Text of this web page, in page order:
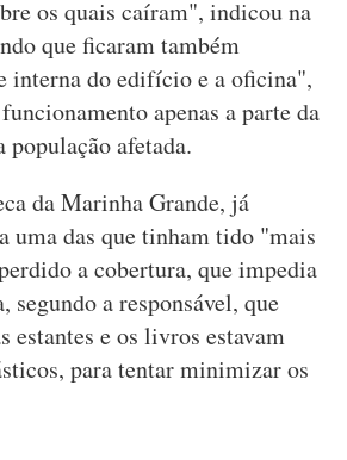
os quais caíram", indicou na
que ficaram também
interna do edifício e a oficina",
apenas a parte da
afetada.
da Marinha Grande, já
uma das que tinham tido "mais
a cobertura, que impedia
segundo a responsável, que
estantes e os livros estavam
para tentar minimizar os